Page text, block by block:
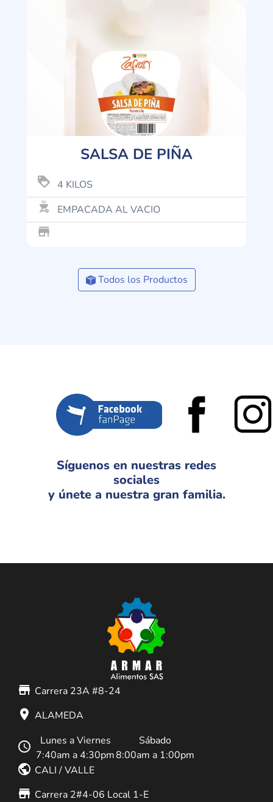
SALSA DE PIÑA
loyalty 4 KILOS
outdoor_grill EMPACADA AL VACIO
store_mall_directory
Todos los Productos
Síguenos en nuestras redes
sociales
y únete a nuestra gran familia.
store_mall_directory Carrera 23A #8-24
place ALAMEDA
schedule
Lunes a Viernes
7:40am a 4:30pm
Sábado
8:00am a 1:00pm
public CALI / VALLE
store_mall_directory Carrera 2#4-06 Local 1-E